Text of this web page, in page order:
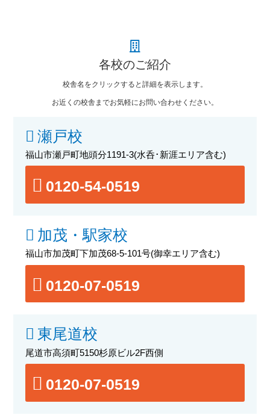
各校のご紹介
校舎名をクリックすると詳細を表示します。
お近くの校舎までお気軽にお問い合わせください。
瀬戸校
福山市瀬戸町地頭分1191-3(水呑･新涯エリア含む)
0120-54-0519
加茂・駅家校
福山市加茂町下加茂68-5-101号(御幸エリア含む)
0120-07-0519
東尾道校
尾道市高須町5150杉原ビル2F西側
0120-07-0519